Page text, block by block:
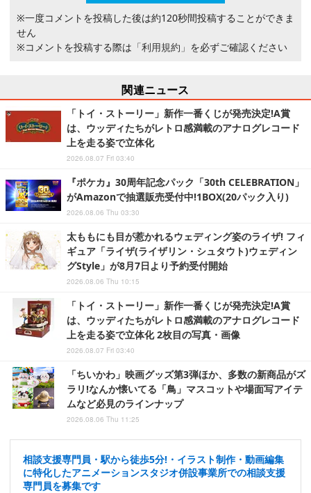
※一度コメントを投稿した後は約120秒間投稿することができま
せん
※コメントを投稿する際は 「利用規約」 を必ずご確認ください
関連ニュース
「トイ・ストーリー」新作一番くじが発売決定!A賞
は、ウッディたちがレトロ感満載のアナログレコード
上を走る姿で立体化
2026.08.07 Fri 03:40
『ポケカ』30周年記念パック「30th CELEBRATION」
がAmazonで抽選販売受付中!1BOX(20パック入り)
2026.08.06 Thu 03:30
太ももにも目が惹かれるウェディング姿のライザ! フィ
ギュア「ライザ(ライザリン・シュタウト)ウェディン
グStyle」が8月7日より予約受付開始
2026.08.06 Thu 10:15
「トイ・ストーリー」新作一番くじが発売決定!A賞
は、ウッディたちがレトロ感満載のアナログレコード
上を走る姿で立体化 2枚目の写真・画像
2026.08.07 Fri 03:40
「ちいかわ」映画グッズ第3弾ほか、多数の新商品がズ
ラリ!なんか懐いてる「鳥」マスコットや場面写アイテ
ムなど必見のラインナップ
2026.08.06 Thu 11:25
相談支援専門員・駅から徒歩5分!・イラスト制作・動画編集
に特化したアニメーションスタジオ併設事業所での相談支援
専門員を募集です